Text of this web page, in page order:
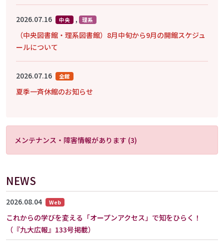
2026.07.16 中央 , 理系
（中央図書館・理系図書館）8月中旬から9月の開館スケジュ
ールについて
2026.07.16 全館
夏季一斉休館のお知らせ
メンテナンス・障害情報があります (3)
NEWS
2026.08.04 Web
これからの学びを変える「オープンアクセス」で知をひらく！
（『九大広報』133号掲載）